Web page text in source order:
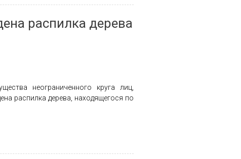
распилка дерева
неограниченного круга лиц,
распилка дерева, находящегося по